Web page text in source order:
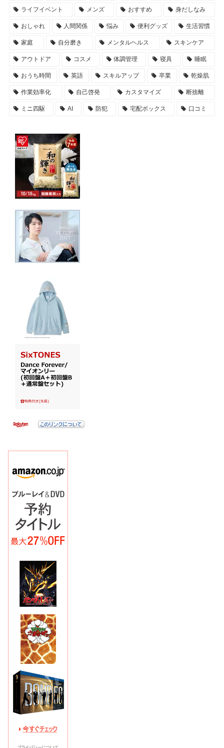
ライフイベント メンズ おすすめ 身だしなみ
おしゃれ 人間関係 悩み 便利グッズ 生活習慣
家庭 自分磨き メンタルヘルス スキンケア
アウトドア コスメ 体調管理 寝具 睡眠
おうち時間 英語 スキルアップ 卒業 乾燥肌
作業効率化 自己啓発 カスタマイズ 断捨離
ミニ四駆 AI 防犯 宅配ボックス 口コミ